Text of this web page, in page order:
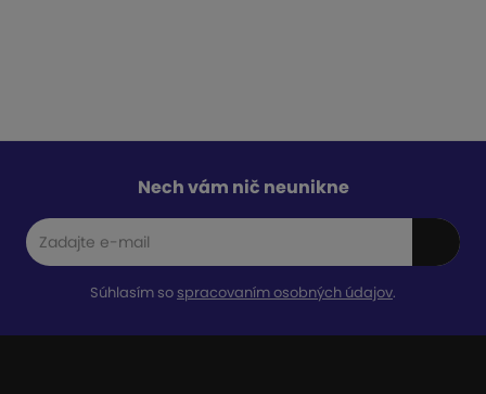
Nech vám nič neunikne
Súhlasím so spracovaním osobných údajov.